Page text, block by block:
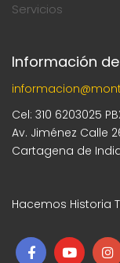
Servicios
Información
Cel: 310 6203025
Av. Jiménez Calle
Cartagena de
Hacemos Historia